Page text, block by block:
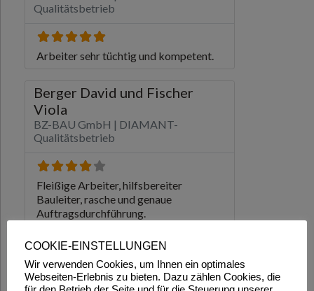
COOKIE-EINSTELLUNGEN
Wir verwenden Cookies, um Ihnen ein optimales
Webseiten-Erlebnis zu bieten. Dazu zählen Cookies, die